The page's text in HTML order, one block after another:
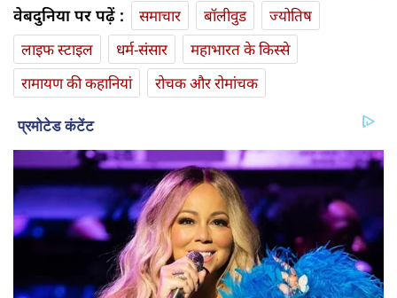
वेबदुनिया पर पढ़ें : समाचार बॉलीवुड
ज्योतिष
लाइफ स्‍टाइल
धर्म-संसार
महाभारत के किस्से
रामायण की कहानियां
रोचक और रोमांचक